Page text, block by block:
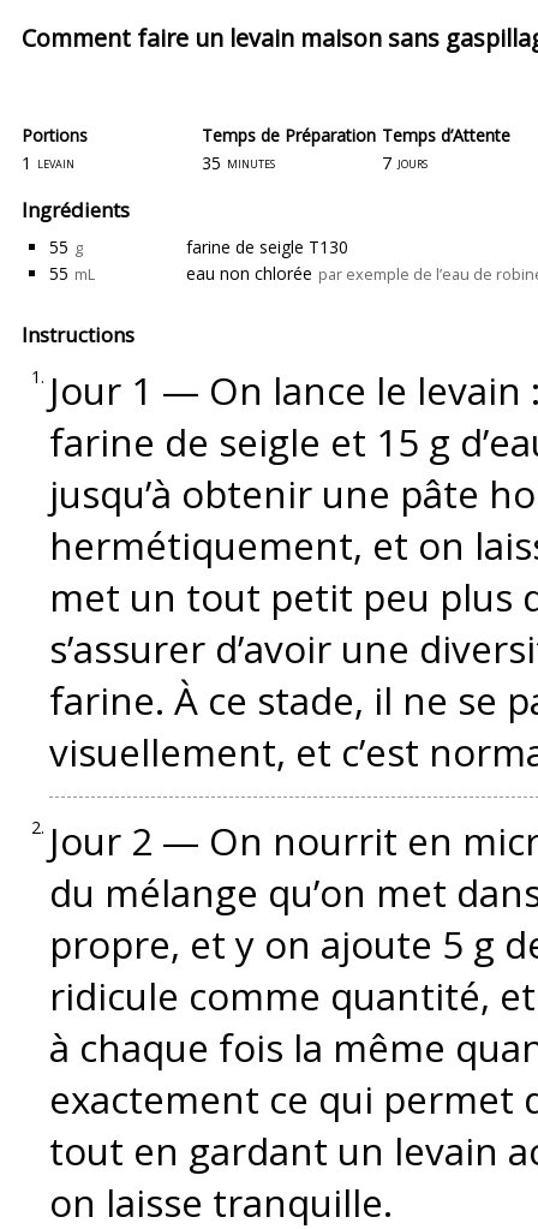
Comment faire un levain maison sans
Portions
Temps de Préparation
1 levain 35 minutes
Temps d’Attente
7 jours
Ingrédients
55 g
farine de seigle T130
55 mL eau non chlorée par exemple de l’eau de
Instructions
Jour 1 — On lance le levain
farine de seigle et 15 g
jusqu’à obtenir une pâte
hermétiquement, et on
met un tout petit peu plus
s’assurer d’avoir une
farine. À ce stade, il ne se
visuellement, et c’est
Jour 2 — On nourrit en
du mélange qu’on met
propre, et y on ajoute 5 g
ridicule comme quantité,
à chaque fois la même
exactement ce qui permet
tout en gardant un levain
on laisse tranquille.